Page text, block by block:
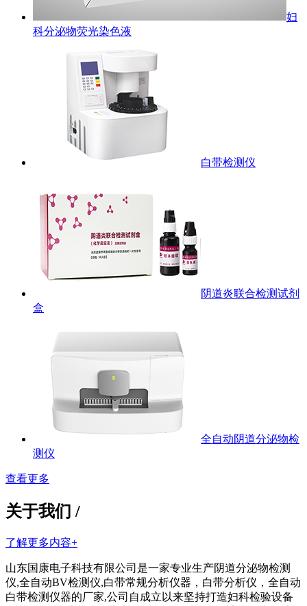
妇
科分泌物荧光染色液
白带检测仪
阴道炎联合检测试剂
盒
全自动阴道分泌物检
测仪
查看更多
关于我们 /
了解更多内容+
山东国康电子科技有限公司是一家专业生产阴道分泌物检测
仪,全自动BV检测仪,白带常规分析仪器，白带分析仪，全自动
白带检测仪器的厂家,公司自成立以来坚持打造妇科检验设备